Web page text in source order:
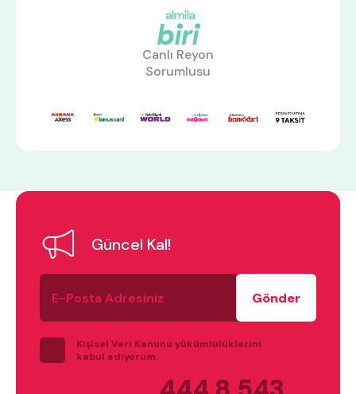
En çok ziyaret edilenler
beşik
toddler yatak
puf
Canlı Reyon
Sorumlusu
Güncel Kal!
E-
Posta
Adresiniz
Kişisel Veri Kanunu yükümlülüklerini
kabul ediyorum.